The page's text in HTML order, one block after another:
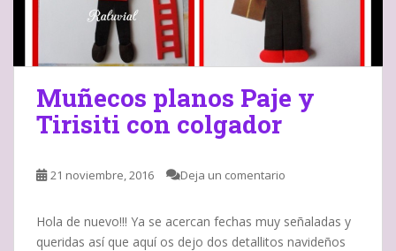
Muñecos planos Paje y
Tirisiti con colgador
21 noviembre, 2016 Deja un comentario
Hola de nuevo!!! Ya se acercan fechas muy señaladas y
queridas así que aquí os dejo dos detallitos navideños